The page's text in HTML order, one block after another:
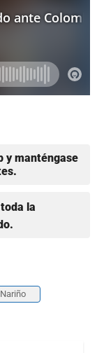
y manténgase
la